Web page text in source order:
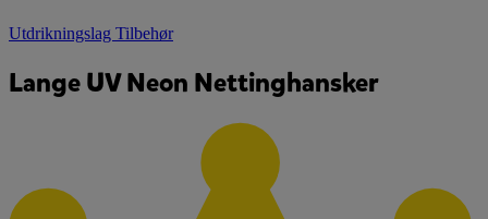
Utdrikningslag Tilbehør
Lange UV Neon Nettinghansker